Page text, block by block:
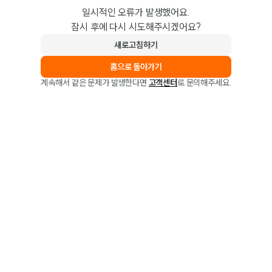
일시적인 오류가 발생했어요.
잠시 후에 다시 시도해주시겠어요?
새로고침하기
홈으로 돌아가기
계속해서 같은 문제가 발생한다면 고객센터로 문의해주세요.